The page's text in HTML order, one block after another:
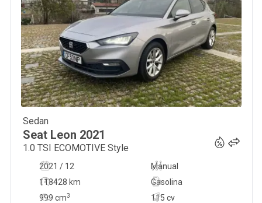
Sedan
Seat Leon 2021
1.0 TSI ECOMOTIVE Style
2021 / 12
Manual
118428 km
115 cv
Gasolina
999 cm3